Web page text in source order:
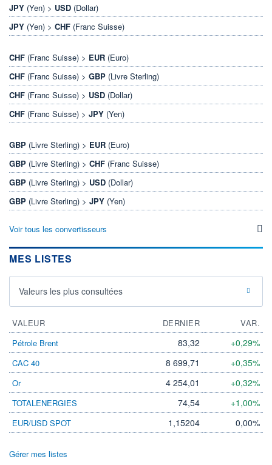
JPY (Yen) > USD (Dollar)
JPY (Yen) > CHF (Franc Suisse)
CHF (Franc Suisse) > EUR (Euro)
CHF (Franc Suisse) > GBP (Livre Sterling)
CHF (Franc Suisse) > USD (Dollar)
CHF (Franc Suisse) > JPY (Yen)
GBP (Livre Sterling) > EUR (Euro)
GBP (Livre Sterling) > CHF (Franc Suisse)
GBP (Livre Sterling) > USD (Dollar)
GBP (Livre Sterling) > JPY (Yen)
Voir tous les convertisseurs
MES LISTES
Valeurs les plus consultées
VALEUR DERNIER
VAR.
Pétrole Brent
83,32 +0,29%
CAC 40 8 699,71 +0,35%
Or 4 254,01 +0,32%
TOTALENERGIES 74,54 +1,00%
EUR/USD SPOT 1,15204 0,00%
Gérer mes listes